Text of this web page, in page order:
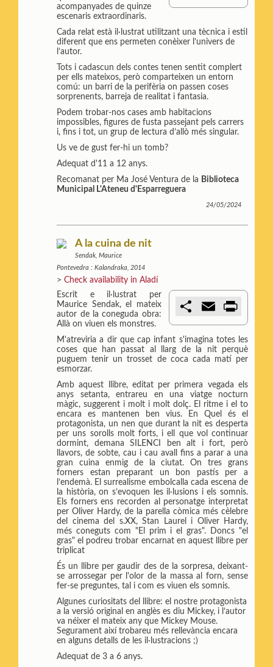
t
acompanyades de quinze
escenaris extraordinaris.
Cada relat està il·lustrat utilitzant una tècnica i estil
diferent que ens permeten conèixer l’univers de
l’autor.
Tots i cadascun dels contes tenen sentit complert
per ells mateixos, però comparteixen un entorn
comú: un barri de la perifèria on passen coses
sorprenents, barreja de realitat i fantasia.
Podem trobar-nos cases amb habitacions
impossibles, figures de fusta passejant pels carrers
i, fins i tot, un grup de lectura d’allò més singular.
Us ve de gust fer-hi un tomb?
Adequat d'11 a 12 anys.
Recomanat per Ma José Ventura de la Biblioteca
Municipal L'Ateneu d'Esparreguera
24/05/2024
A la cuina de nit
Sendak, Maurice
Pontevedra : Kalandraka, 2014
>Check availability in Aladí
a
r
t
m
l
t
Escrit e il·lustrat per
Maurice Sendak, el mateix
autor de la coneguda obra:
Allà on viuen els monstres.
M'atreviria a dir que cap infant s'imagina totes les
coses que han passat al llarg de la nit perquè
puguem tenir un trosset de coca cada matí per
esmorzar.
Amb aquest llibre, editat per primera vegada els
anys setanta, entrareu en una viatge nocturn
màgic, suggerent i molt i molt dolç. El ritme i el to
encara es mantenen ben vius. En Quel és el
protagonista, un nen que durant la nit es desperta
per uns sorolls molt forts, i ell que vol continuar
dormint, demana SILENCI ben alt i fort, però
llavors, de sobte, cau i cau avall fins a parar a una
gran cuina enmig de la ciutat. On tres grans
forners estan preparant un bon pastís per a
l’endemà. El surrealisme embolcalla cada escena de
la història, on s’evoquen les il·lusions i els somnis.
Els forners ens recorden al personatge interpretat
per Oliver Hardy, de la parella còmica més cèlebre
del cinema del s.XX, Stan Laurel i Oliver Hardy,
més coneguts com "El prim i el gras". Doncs "el
gras" el podreu trobar encarnat en aquest llibre per
triplicat
És un llibre per gaudir des de la sorpresa, deixant-
se arrossegar per l'olor de la massa al forn, sense
fer-se preguntes, tal i com es viuen els somnis.
Algunes curiositats del llibre: el nostre protagonista
a la versió original en anglès es diu Mickey, i l’autor
va néixer el mateix any que Mickey Mouse.
Segurament així trobareu més rellevància encara
en alguns detalls de les il·lustracions ;)
Adequat de 3 a 6 anys.